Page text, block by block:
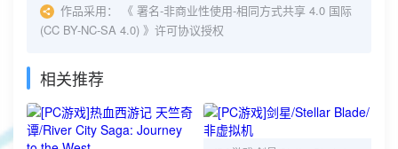
作品采用：
《 署名-非商业性使用-相同方式共享 4.0 国际
(CC BY-NC-SA 4.0) 》许可协议授权
相关推荐